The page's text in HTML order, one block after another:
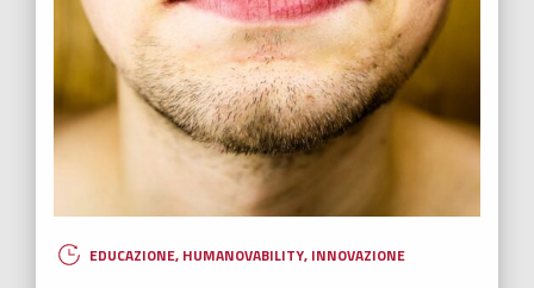
EDUCAZIONE, HUMANOVABILITY, INNOVAZIONE